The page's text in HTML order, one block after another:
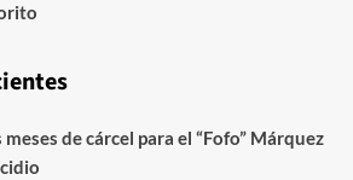
meses de cárcel para el “Fofo” Márquez